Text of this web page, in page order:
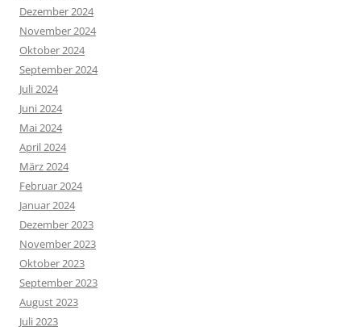
Dezember 2024
November 2024
Oktober 2024
September 2024
Juli 2024
Juni 2024
Mai 2024
April 2024
März 2024
Februar 2024
Januar 2024
Dezember 2023
November 2023
Oktober 2023
September 2023
August 2023
Juli 2023